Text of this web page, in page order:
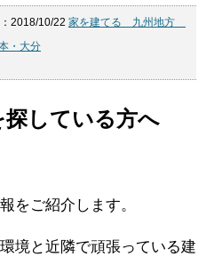
2018/10/22 家を建てる 九州地方
・大分
探している方へ
をご紹介します。
境と近隣で頑張っている建